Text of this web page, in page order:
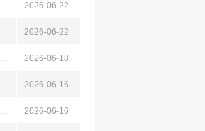
会 政 汉语 新闻
2026-06-22
工商 草 电商 经济
2026-06-22
经济 教育
2026-06-18
设计 水利 测绘
2026-06-16
电子 测绘 管理
2026-06-16